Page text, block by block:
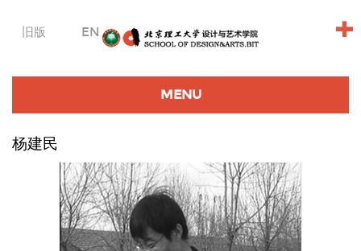
旧版 EN +
MENU
杨建民